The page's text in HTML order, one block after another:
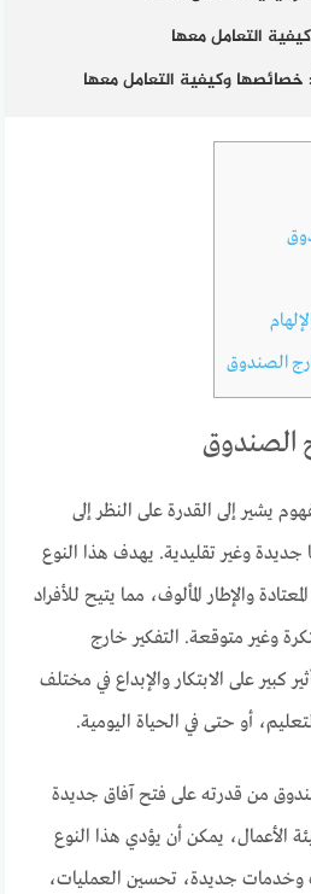
التعامل معها
خصائصها وكيفية التعامل معها
الصندوق
الصندوق
يشير إلى القدرة على النظر إلى
جديدة وغير تقليدية. يهدف هذا النوع
والإطار المألوف، مما يتيح للأفراد
وغير متوقعة. التفكير خارج
كبير على الابتكار والإبداع في مختلف
أو حتى في الحياة اليومية.
من قدرته على فتح آفاق جديدة
الأعمال، يمكن أن يؤدي هذا النوع
وخدمات جديدة، تحسين العمليات،